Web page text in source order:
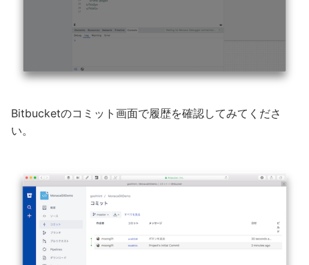
Bitbucketのコミット画面で履歴を確認してみてくださ
い。